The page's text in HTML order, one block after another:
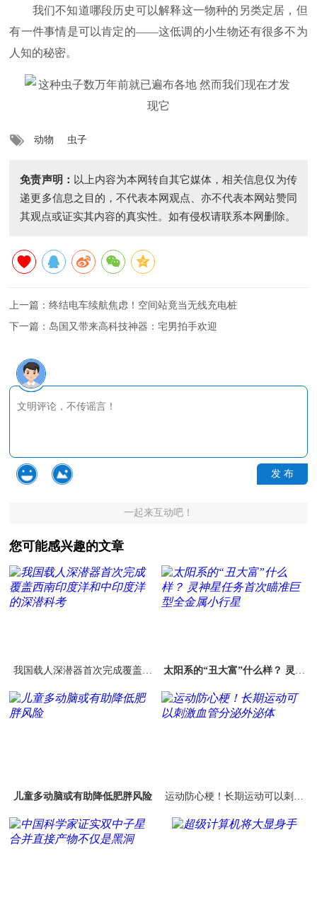
我们不知道哪段历史可以解释这一物种的另类定居，但
有一件事情是可以肯定的——这低调的小生物还有很多不为
人知的秘密。
动物 虫子
免责声明： 以上内容为本网转自其它媒体，相关信息仅为传
递更多信息之目的，不代表本网观点、亦不代表本网站赞同
其观点或证实其内容的真实性。如有侵权请联系本网删除。
上一篇：终结电车续航焦虑！空间站竟当无线充电桩
下一篇： 岛国又带来高科技神器：宅男拍手欢迎
发 布
一起来互动吧！
您可能感兴趣的文章
我国载人深潜器首次完成覆盖西
太阳系的“丑大富”什么样？ 灵神
星
儿童多动脑或有助降低肥胖风险
运动防心梗！长期运动可以刺激